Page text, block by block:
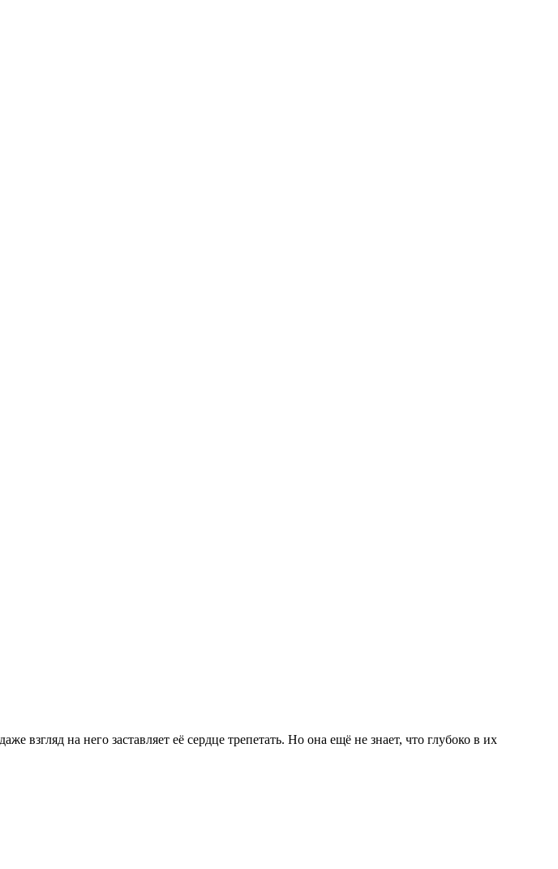
взгляд на него заставляет её сердце трепетать. Но она ещё не знает, что глубоко в их